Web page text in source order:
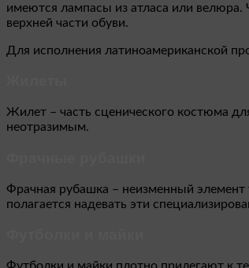
имеются лампасы из атласа или
верхней части обуви.
Для исполнения латиноамериканской
Жилет – часть сценического костюма
неотразимым.
Фрачная рубашка – неизменный
полагается надевать эти